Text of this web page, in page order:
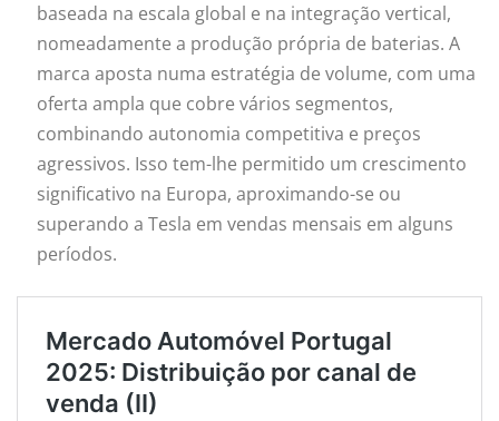
baseada na escala global e na integração vertical,
nomeadamente a produção própria de baterias. A
marca aposta numa estratégia de volume, com uma
oferta ampla que cobre vários segmentos,
combinando autonomia competitiva e preços
agressivos. Isso tem-lhe permitido um crescimento
significativo na Europa, aproximando-se ou
superando a Tesla em vendas mensais em alguns
períodos.